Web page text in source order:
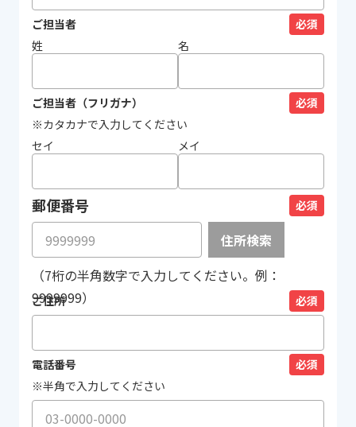
ご担当者
必須
姓
名
ご担当者（フリガナ）
必須
※カタカナで入力してください
セイ
メイ
郵便番号 必須
住所検索
（7桁の半角数字で入力してください。例：
9999999）
ご住所 必須
電話番号
必須
※半角で入力してください